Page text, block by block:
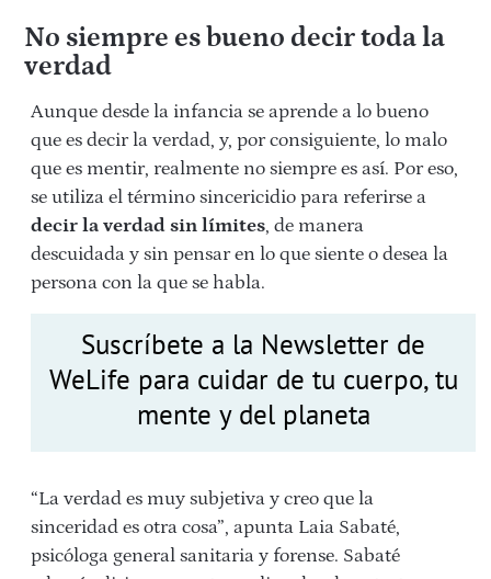
No siempre es bueno decir toda la
verdad
Aunque desde la infancia se aprende a lo bueno
que es decir la verdad, y, por consiguiente, lo malo
que es mentir, realmente no siempre es así. Por eso,
se utiliza el término sincericidio para referirse a
decir la verdad sin límites, de manera
descuidada y sin pensar en lo que siente o desea la
persona con la que se habla.
Suscríbete a la Newsletter de
WeLife para cuidar de tu cuerpo, tu
mente y del planeta
“La verdad es muy subjetiva y creo que la
sinceridad es otra cosa”, apunta Laia Sabaté,
psicóloga general sanitaria y forense. Sabaté